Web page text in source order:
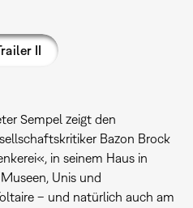
II
Sempel zeigt den
Bazon Brock
in seinem Haus in
Unis und
– und natürlich auch am